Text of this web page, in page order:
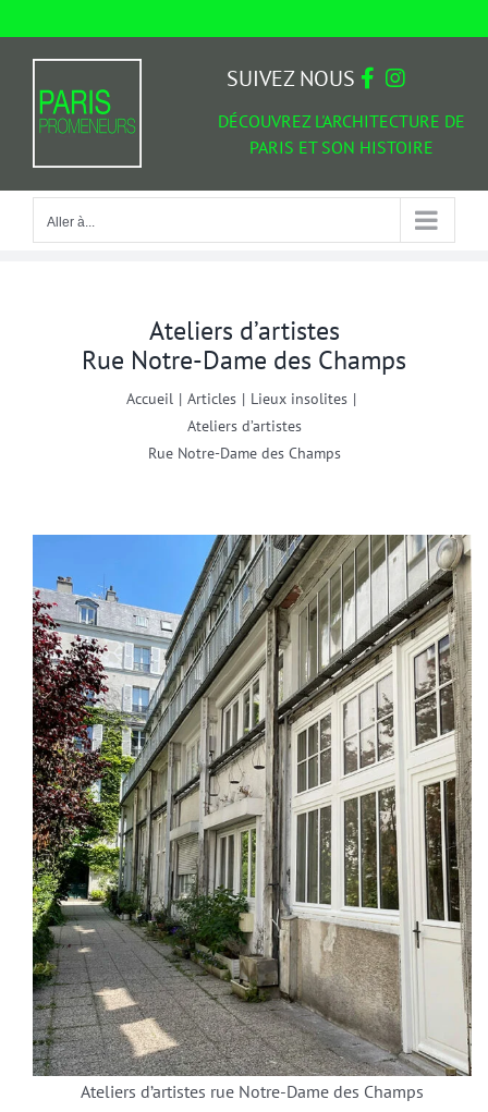
Aller à...
DÉCOUVREZ L'ARCHITECTURE DE
PARIS ET SON HISTOIRE
SUIVEZ NOUS
Aller à...
Ateliers d’artistes
Rue Notre-Dame des Champs
Accueil | Articles | Lieux insolites |
Ateliers d’artistes
Rue Notre-Dame des Champs
Ateliers d’artistes rue Notre-Dame des Champs